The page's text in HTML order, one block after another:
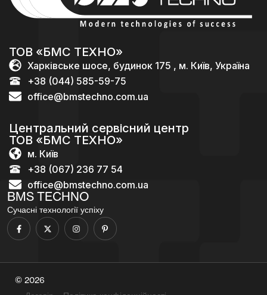
BMS TECHNO
Сучасні технології успіху
ТОВ «БМС ТЕХНО»
Харківське шосе, будинок 175 , м. Київ, Україна
+38 (044) 585-59-75
office@bmstechno.com.ua
Центральний сервісний центр
ТОВ «БМС ТЕХНО»
м. Київ
+38 (067) 236 77 54
office@bmstechno.com.ua
© 2026